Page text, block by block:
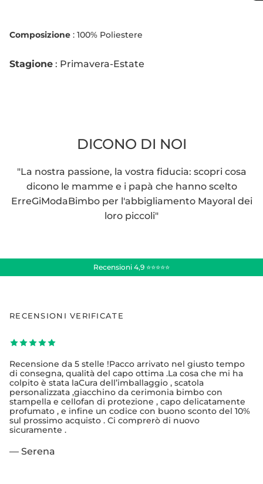
Composizione : 100% Poliestere
Stagione : Primavera-Estate
DICONO DI NOI
"La nostra passione, la vostra fiducia: scopri cosa
dicono le mamme e i papà che hanno scelto
ErreGiModaBimbo per l'abbigliamento Mayoral dei
loro piccoli"
Recensioni 4,9 ⭐⭐⭐⭐⭐
RECENSIONI VERIFICATE
Recensione da 5 stelle !Pacco arrivato nel giusto tempo
di consegna, qualità del capo ottima .La cosa che mi ha
colpito è stata laCura dell’imballaggio , scatola
personalizzata ,giacchino da cerimonia bimbo con
stampella e cellofan di protezione , capo delicatamente
profumato , e infine un codice con buono sconto del 10%
sul prossimo acquisto . Ci comprerò di nuovo
sicuramente .
— Serena